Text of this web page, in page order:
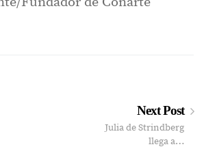
Next Post
Julia de Strindberg
llega a…